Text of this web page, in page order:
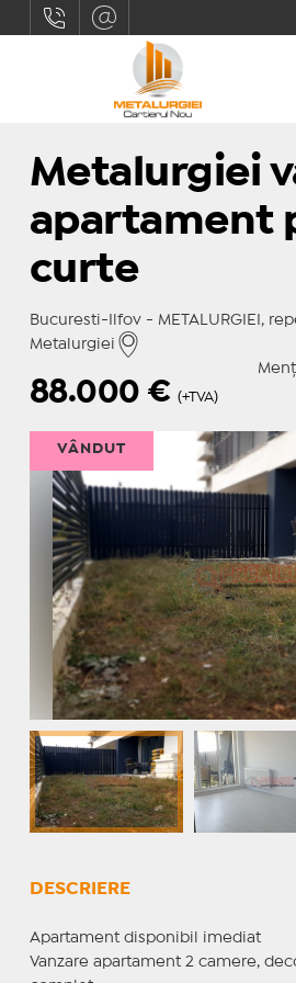
Metalurgiei
apartament
curte
Bucuresti-Ilfov - METALURGIEI,
Metalurgiei
88.000€ (+TVA)
VÂNDUT
DESCRIERE
Apartament disponibil imediat
Vanzare apartament 2 camere,